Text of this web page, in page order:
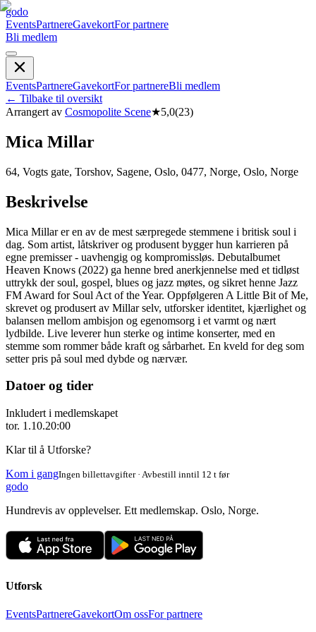
godo
EventsPartnereGavekortFor partnere
Bli medlem
EventsPartnereGavekortFor partnereBli medlem
← Tilbake til oversikt
Arrangert av Cosmopolite Scene★5,0(23)
Mica Millar
64, Vogts gate, Torshov, Sagene, Oslo, 0477, Norge, Oslo, Norge
Beskrivelse
Mica Millar er en av de mest særpregede stemmene i britisk soul i
dag. Som artist, låtskriver og produsent bygger hun karrieren på
egne premisser - uavhengig og kompromissløs. Debutalbumet
Heaven Knows (2022) ga henne bred anerkjennelse med et tidløst
uttrykk der soul, gospel, blues og jazz møtes, og sikret henne Jazz
FM Award for Soul Act of the Year. Oppfølgeren A Little Bit of Me,
skrevet og produsert av Millar selv, utforsker identitet, kjærlighet og
balansen mellom ambisjon og egenomsorg i et varmt og nært
lydbilde. Live leverer hun sterke og intime konserter, med en
stemme som rommer både kraft og sårbarhet. En kveld for deg som
setter pris på soul med dybde og nærvær.
Datoer og tider
Inkludert i medlemskapet
tor. 1.10.20:00
Klar til å Utforske?
Kom i gangIngen billettavgifter · Avbestill inntil 12 t før
godo
Hundrevis av opplevelser. Ett medlemskap. Oslo, Norge.
Utforsk
EventsPartnereGavekortOm ossFor partnere